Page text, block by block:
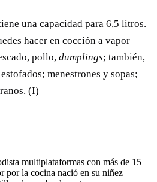
una capacidad para 6,5 litros.
hacer en cocción a vapor
pollo, dumplings; también,
menestrones y sopas;
(I)
multiplataformas con más de 15
por la cocina nació en su niñez